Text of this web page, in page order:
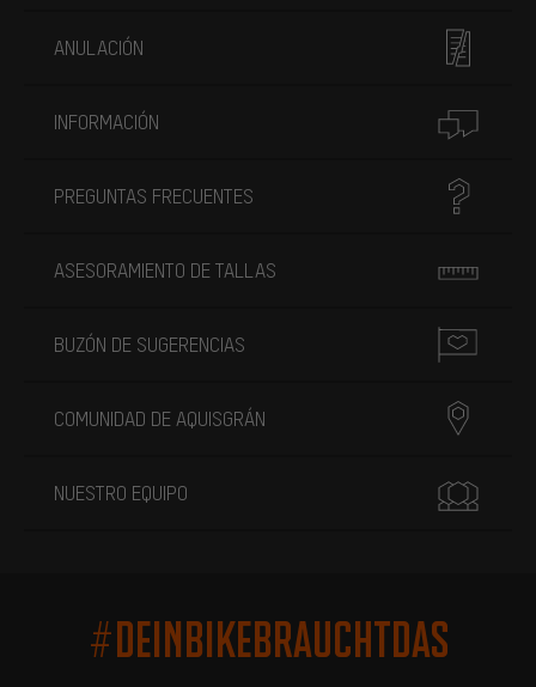
ANULACIÓN
INFORMACIÓN
PREGUNTAS FRECUENTES
ASESORAMIENTO DE TALLAS
BUZÓN DE SUGERENCIAS
COMUNIDAD DE AQUISGRÁN
NUESTRO EQUIPO
#DEINBIKEBRAUCHTDAS